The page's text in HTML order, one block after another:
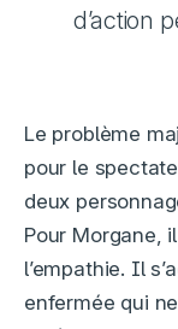
d’action
Le problème
pour le
deux
Pour Morgane,
l’empathie. Il
enfermée qui